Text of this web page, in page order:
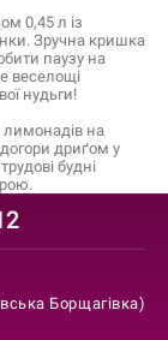
0,45 л із
Зручна кришка
паузу на
веселощі
нудьги!
лимонадів на
догори дриґом у
будні
Борщагівка)